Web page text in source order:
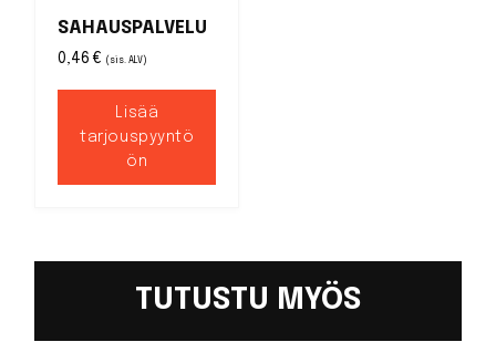
SAHAUSPALVELU
0,46€ (sis. ALV)
Lisää
tarjouspyyntö
ön
TUTUSTU MYÖS